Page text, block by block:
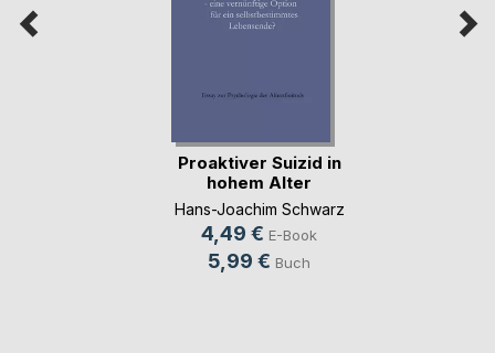
Proaktiver Suizid in
hohem Alter
Hans-Joachim Schwarz
4,49 € E-Book
5,99 € Buch